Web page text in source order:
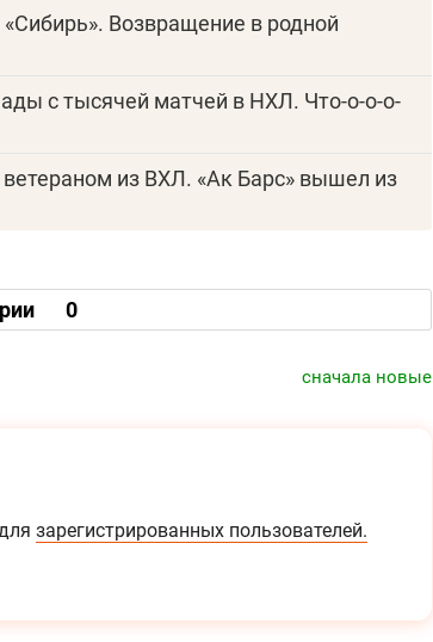
Возвращение в родной
с тысячей матчей в НХЛ. Что-о-о-о-
из ВХЛ. «Ак Барс» вышел из
0
сначала новые
зарегистрированных пользователей.